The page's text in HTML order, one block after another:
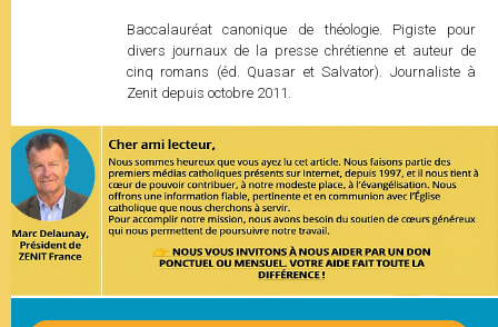
Baccalauréat canonique de théologie. Pigiste pour
divers journaux de la presse chrétienne et auteur de
cinq romans (éd. Quasar et Salvator). Journaliste à
Zenit depuis octobre 2011.